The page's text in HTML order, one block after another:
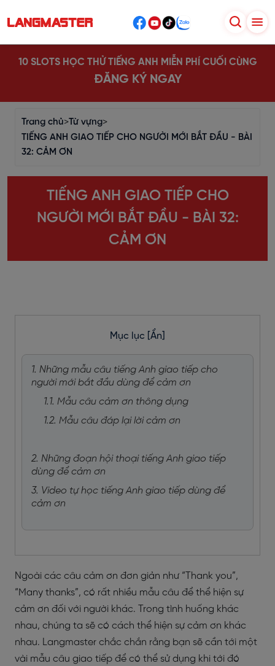
10 SLOTS HỌC THỬ TIẾNG ANH MIỄN PHÍ CUỐI CÙNG
ĐĂNG KÝ NGAY
Trang chủ>Từ vựng>
TIẾNG ANH GIAO TIẾP CHO NGƯỜI MỚI BẮT ĐẦU - BÀI
32: CẢM ƠN
TIẾNG ANH GIAO TIẾP CHO
NGƯỜI MỚI BẮT ĐẦU - BÀI 32:
CẢM ƠN
Mục lục [Ẩn]
1. Những mẫu câu tiếng Anh giao tiếp cho
người mới bắt đầu dùng để cảm ơn
1.1. Mẫu câu cảm ơn thông dụng
1.2. Mẫu câu đáp lại lời cảm ơn
2. Những đoạn hội thoại tiếng Anh giao tiếp
dùng để cảm ơn
3. Video tự học tiếng Anh giao tiếp dùng để
cảm ơn
Ngoài các câu cảm ơn đơn giản như “Thank you”,
“Many thanks”, có rất nhiều mẫu câu để thể hiện sự
cảm ơn đối với người khác. Trong tình huống khác
nhau, chúng ta sẽ có cách thể hiện sự cảm ơn khác
nhau. Langmaster chắc chắn rằng bạn sẽ cần tới một
vài mẫu câu giao tiếp để có thể sử dụng khi tới đó